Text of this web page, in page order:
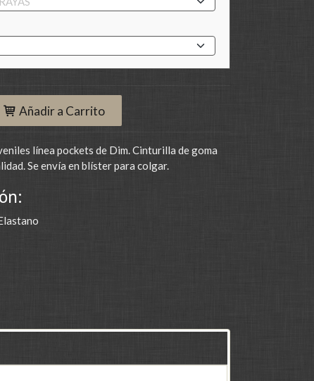
Añadir a Carrito
línea pockets de Dim. Cinturilla de goma
Se envía en blíster para colgar.